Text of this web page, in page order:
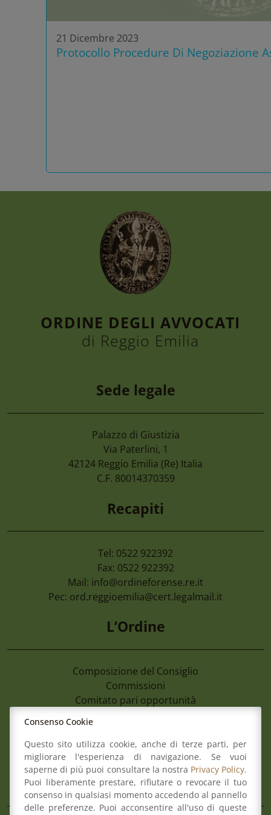
21 Dicembre 2023
Protocollo Procedure Di Negoziazione
4 Agosto 2026
Cimone 2027 59° Campionato
Magistrati
ORDINE DEGLI AVVOCATI
di Reggio Emilia
Sede legale
Palazzo di Giustizia
Via Paterlini, 1
42124 Reggio Emilia (Re) Italia
C.F. 80014370359
Recapiti
Tel: 0522 922392
Fax: 0522 922392
Mail: info@ordineforense.re.it
Pec: ord.reggioemilia@cert.legalmail.it
L’Ordine
Composizione del Consiglio
Commissioni
Comitato pari opportunità
Richiesta pareri di congruità
Verbali del Consiglio
Aree
Consenso Cookie
Questo sito utilizza cookie, anche di terze parti, per
migliorare l'esperienza di navigazione. Se vuoi
saperne di più puoi consultare la nostra Privacy Policy.
Puoi liberamente prestare, rifiutare o revocare il tuo
consenso in qualsiasi momento accedendo al pannello
delle preferenze. Puoi acconsentire all'uso di queste